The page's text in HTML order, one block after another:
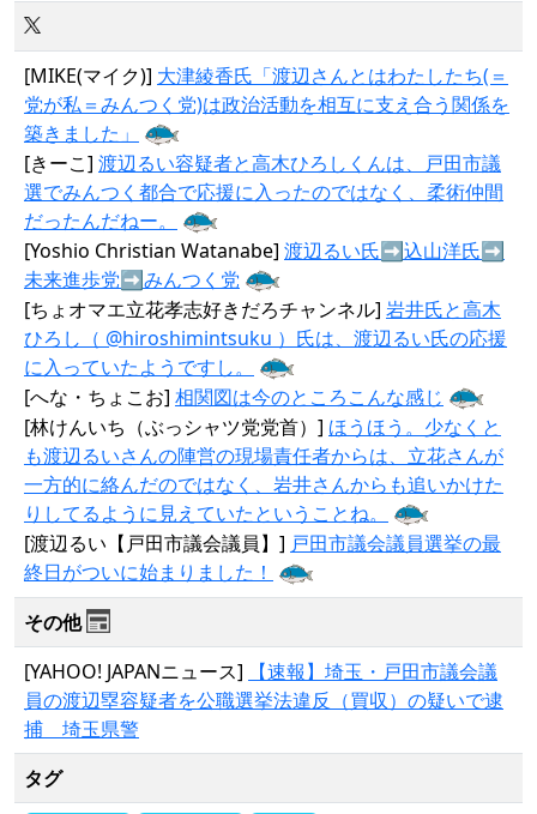
[MIKE(マイク)] 大津綾香氏「渡辺さんとはわたしたち(＝
党が私＝みんつく党)は政治活動を相互に支え合う関係を
築きました」
[きーこ] 渡辺るい容疑者と高木ひろしくんは、戸田市議
選でみんつく都合で応援に入ったのではなく、柔術仲間
だったんだねー。
[Yoshio Christian Watanabe] 渡辺るい氏➡️込山洋氏➡️
未来進歩党➡️みんつく党
[ちょオマエ立花孝志好きだろチャンネル] 岩井氏と高木
ひろし（ @hiroshimintsuku ）氏は、渡辺るい氏の応援
に入っていたようですし。
[へな・ちょこお] 相関図は今のところこんな感じ
[林けんいち（ぶっシャツ党党首）] ほうほう。少なくと
も渡辺るいさんの陣営の現場責任者からは、立花さんが
一方的に絡んだのではなく、岩井さんからも追いかけた
りしてるように見えていたということね。
[渡辺るい【戸田市議会議員】] 戸田市議会議員選挙の最
終日がついに始まりました！
その他
[YAHOO! JAPANニュース]
【速報】埼玉・戸田市議会議
員の渡辺塁容疑者を公職選挙法違反（買収）の疑いで逮
捕 埼玉県警
タグ